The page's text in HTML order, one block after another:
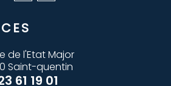
de l'Etat Major
Saint-quentin
61 19 01